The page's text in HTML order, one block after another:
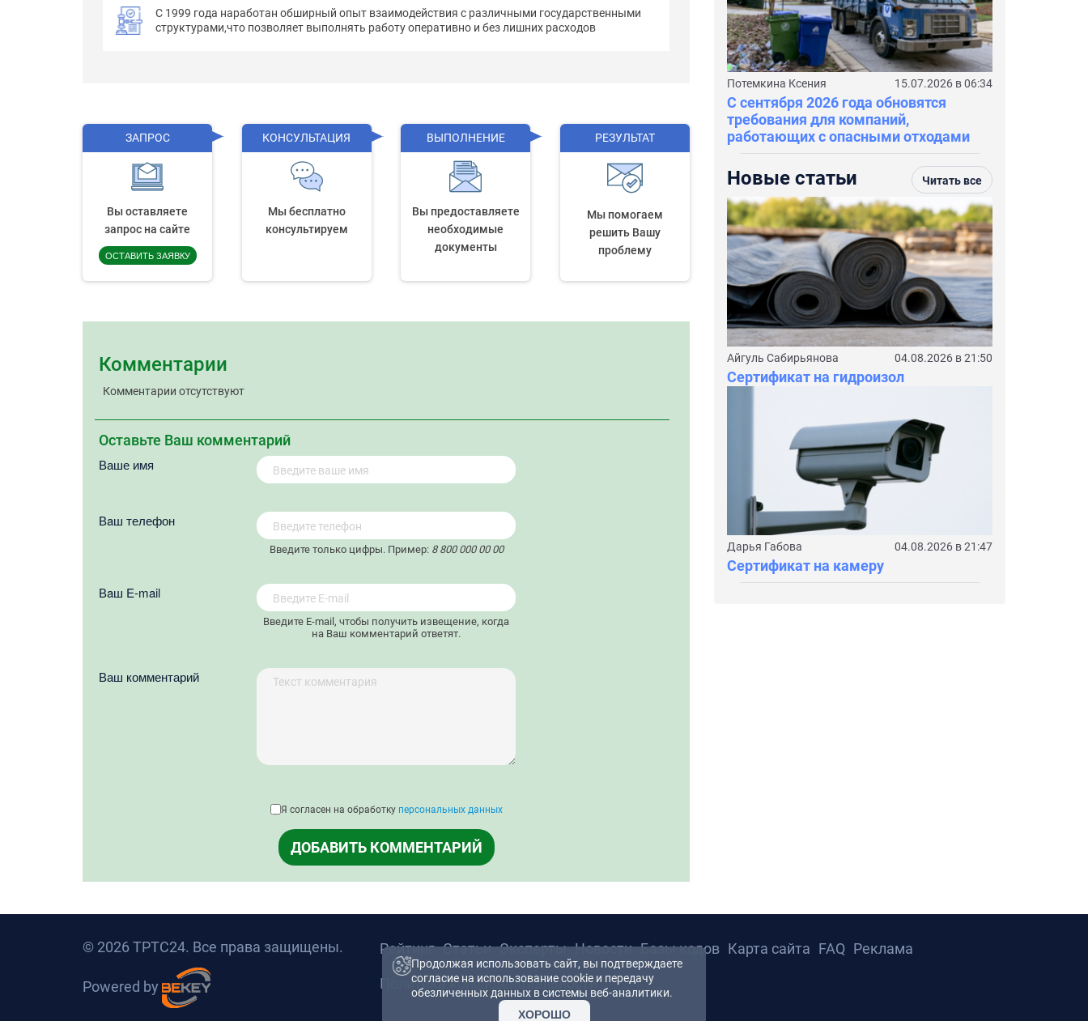
С 1999 года наработан обширный опыт взаимодействия с различными государственными
структурами,что позволяет выполнять работу оперативно и без лишних расходов
ЗАПРОС
Вы оставляете
запрос на сайте
ОСТАВИТЬ ЗАЯВКУ
КОНСУЛЬТАЦИЯ
Мы бесплатно
консультируем
ВЫПОЛНЕНИЕ
Вы предоставляете
необходимые
документы
РЕЗУЛЬТАТ
Мы помогаем
решить Вашу
проблему
Комментарии
Комментарии отсутствуют
Оставьте Ваш комментарий
Ваше имя
Вaш телефон
Введите только цифры. Пример: 8 800 000 00 00
Вaш E-mail
Введите E-mail, чтобы получить извещение, когда
на Ваш комментарий ответят.
Ваш комментарий
Я согласен на обработку персональных данных
ДОБАВИТЬ КОММЕНТАРИЙ
Потемкина Ксения 15.07.2026 в 06:34
С сентября 2026 года обновятся
требования для компаний,
работающих с опасными отходами
Новые статьи Читать все
Айгуль Сабирьянова 04.08.2026 в 21:50
Сертификат на гидроизол
Дарья Габова 04.08.2026 в 21:47
Сертификат на камеру
© 2026 ТРТС24. Все права защищены.
Powered by
Рейтинг Статьи Эксперты Новости Базы кодов Карта сайта FAQ Реклама
Политика конфиденциальности
Продолжая использовать сайт, вы подтверждаете
согласие на использование cookie и передачу
обезличенных данных в системы веб-аналитики.
ХОРОШО